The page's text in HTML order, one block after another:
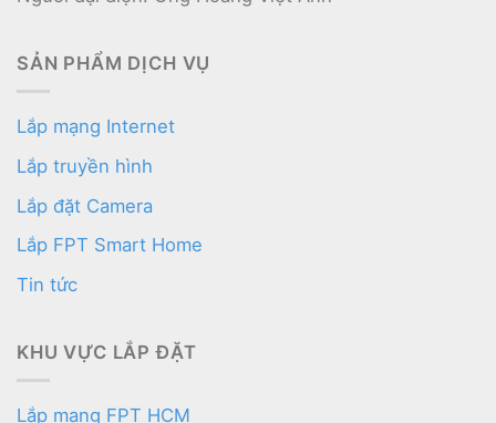
SẢN PHẨM DỊCH VỤ
Lắp mạng Internet
Lắp truyền hình
Lắp đặt Camera
Lắp FPT Smart Home
Tin tức
KHU VỰC LẮP ĐẶT
Lắp mạng FPT HCM